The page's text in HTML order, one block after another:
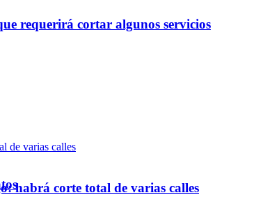
requerirá cortar algunos servicios
habrá corte total de varias calles